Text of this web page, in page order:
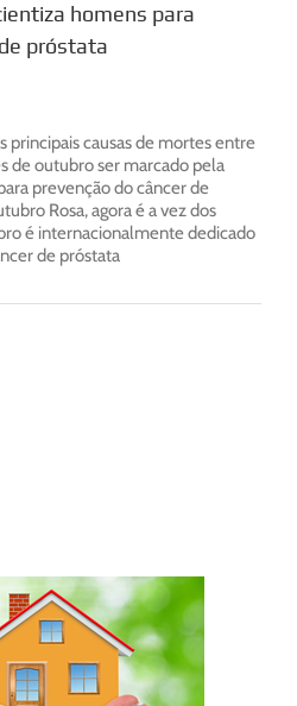
homens para
próstata
principais causas de mortes entre
de outubro ser marcado pela
prevenção do câncer de
Rosa, agora é a vez dos
é internacionalmente dedicado
de próstata